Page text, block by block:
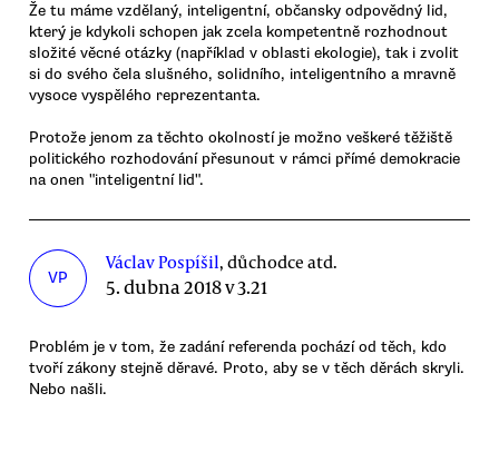
Že tu máme vzdělaný, inteligentní, občansky odpovědný lid,
který je kdykoli schopen jak zcela kompetentně rozhodnout
složité věcné otázky (například v oblasti ekologie), tak i zvolit
si do svého čela slušného, solidního, inteligentního a mravně
vysoce vyspělého reprezentanta.
Protože jenom za těchto okolností je možno veškeré těžiště
politického rozhodování přesunout v rámci přímé demokracie
na onen "inteligentní lid".
VP
Václav Pospíšil, důchodce atd.
5. dubna 2018 v 3.21
Problém je v tom, že zadání referenda pochází od těch, kdo
tvoří zákony stejně děravé. Proto, aby se v těch děrách skryli.
Nebo našli.